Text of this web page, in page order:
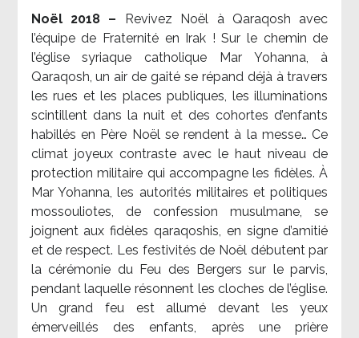
Noël 2018 –
Revivez Noël à Qaraqosh avec
l’équipe de Fraternité en Irak ! Sur le chemin de
l’église syriaque catholique Mar Yohanna, à
Qaraqosh, un air de gaité se répand déjà à travers
les rues et les places publiques, les illuminations
scintillent dans la nuit et des cohortes d’enfants
habillés en Père Noël se rendent à la messe… Ce
climat joyeux contraste avec le haut niveau de
protection militaire qui accompagne les fidèles. À
Mar Yohanna, les autorités militaires et politiques
mossouliotes, de confession musulmane, se
joignent aux fidèles qaraqoshis, en signe d’amitié
et de respect. Les festivités de Noël débutent par
la cérémonie du Feu des Bergers sur le parvis,
pendant laquelle résonnent les cloches de l’église.
Un grand feu est allumé devant les yeux
émerveillés des enfants, après une prière